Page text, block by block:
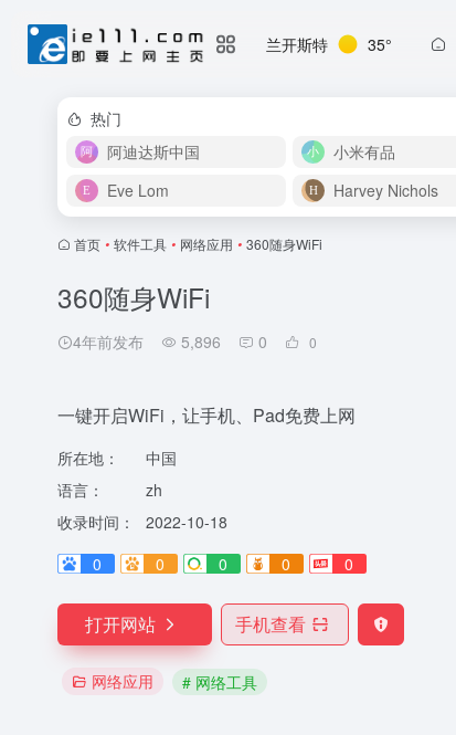
兰开斯特 35°
热门
阿迪达斯中国
小米有品
Eve Lom
Harvey Nichols
首页 • 软件工具 • 网络应用 • 360随身WiFi
360随身WiFi
4年前发布 5,896 0 0
一键开启WiFi，让手机、Pad免费上网
所在地：
中国
语言：
zh
收录时间：
2022-10-18
0
0 0 0 0
打开网站 手机查看
网络应用 # 网络工具